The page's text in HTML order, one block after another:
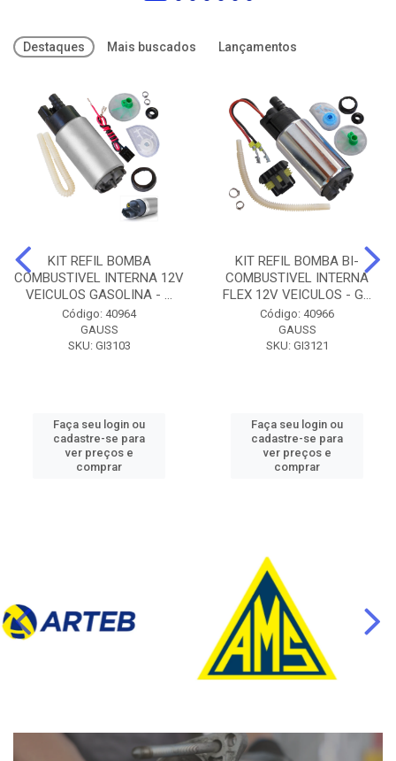
Destaques Mais buscados Lançamentos
KIT REFIL BOMBA
COMBUSTIVEL INTERNA 12V
VEICULOS GASOLINA - ...
Código: 40964
GAUSS
SKU: GI3103
Faça seu login ou
cadastre-se para
ver preços e
comprar
KIT REFIL BOMBA BI-
COMBUSTIVEL INTERNA
FLEX 12V VEICULOS - G...
Código: 40966
GAUSS
SKU: GI3121
Faça seu login ou
cadastre-se para
ver preços e
comprar